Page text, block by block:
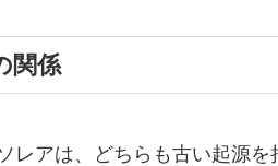
関係
レアは、どちらも古い起源